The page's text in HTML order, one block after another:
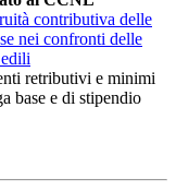
contributiva delle
nei confronti delle
edili
retributivi e minimi
base e di stipendio